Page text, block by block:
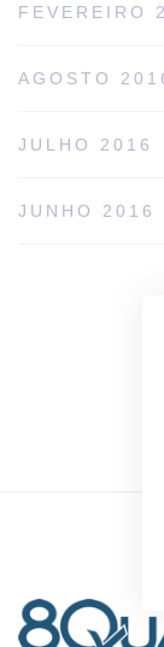
FEVEREIRO
AGOSTO
JULHO 2016
JUNHO 2016